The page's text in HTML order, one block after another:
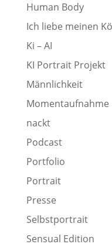
Human Body
Ich liebe meinen
Ki – AI
KI Portrait Projekt
Männlichkeit
Momentaufnahme
nackt
Podcast
Portfolio
Portrait
Presse
Selbstportrait
Sensual Edition